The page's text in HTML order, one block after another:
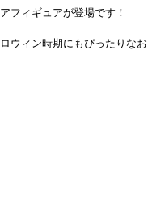
フィギュアが登場です！
ウィン時期にもぴったりなお